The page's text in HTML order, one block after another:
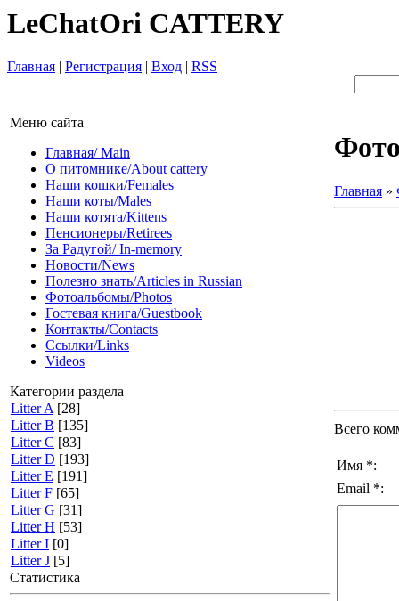
LeChatOri CATTERY
Главная | Регистрация | Вход | RSS
Меню сайта
Главная/ Main
О питомнике/About cattery
Наши кошки/Females
Наши коты/Males
Наши котята/Kittens
Пенсионеры/Retirees
За Радугой/ In-memory
Новости/News
Полезно знать/Articles in Russian
Фотоальбомы/Photos
Гостевая книга/Guestbook
Контакты/Contacts
Ссылки/Links
Videos
Категории раздела
Litter A [28]
Litter B [135]
Litter C [83]
Litter D [193]
Litter E [191]
Litter F [65]
Litter G [31]
Litter H [53]
Litter I [0]
Litter J [5]
Статистика
Главная »
Всего
Имя *:
Email *: